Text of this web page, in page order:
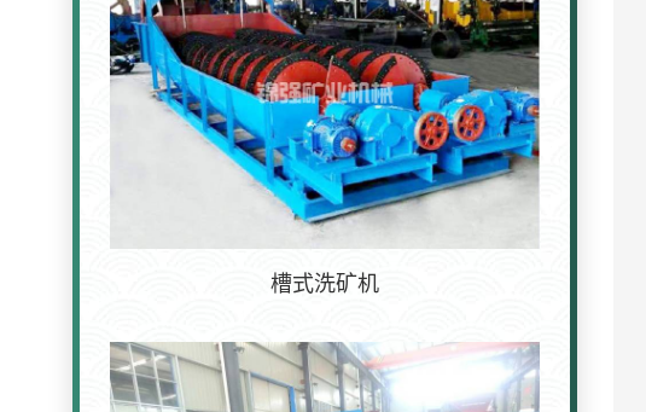
槽式洗矿机